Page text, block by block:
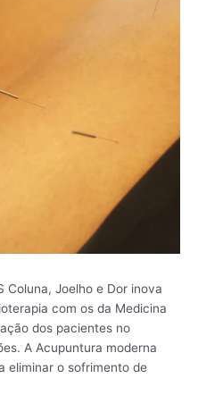
Coluna, Joelho e Dor inova
com os da Medicina
dos pacientes no
A Acupuntura moderna
eliminar o sofrimento de